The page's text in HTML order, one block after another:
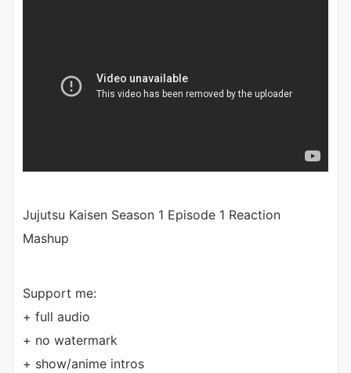
Jujutsu Kaisen Season 1 Episode 1 Reaction
Mashup
Support me:
+ full audio
+ no watermark
+ show/anime intros